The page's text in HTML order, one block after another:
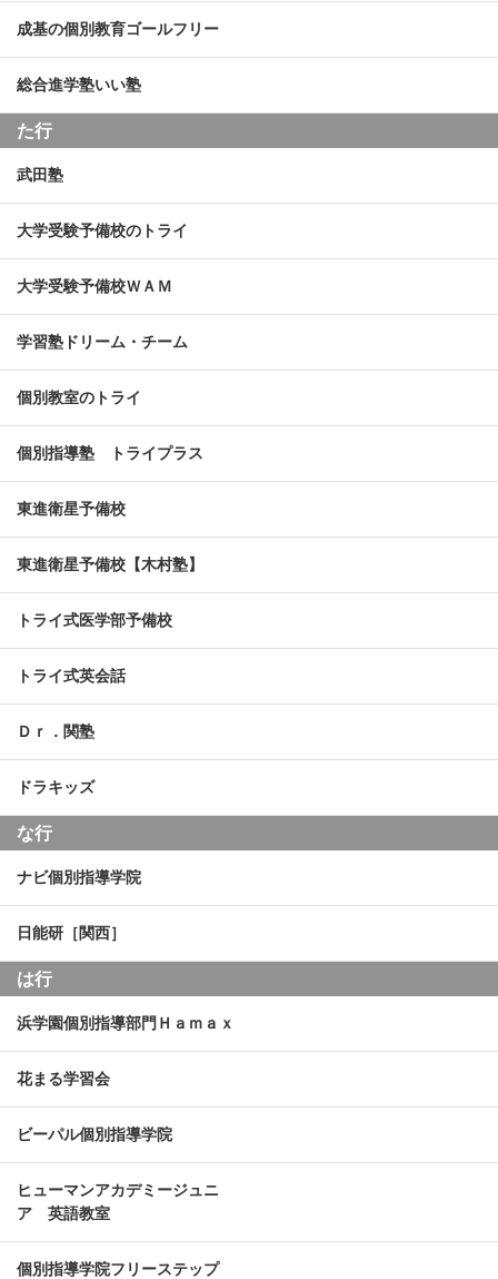
成基の個別教育ゴールフリー
総合進学塾いい塾
た行
武田塾
大学受験予備校のトライ
大学受験予備校ＷＡＭ
学習塾ドリーム・チーム
個別教室のトライ
個別指導塾 トライプラス
東進衛星予備校
東進衛星予備校【木村塾】
トライ式医学部予備校
トライ式英会話
Ｄｒ．関塾
ドラキッズ
な行
ナビ個別指導学院
日能研［関西］
は行
浜学園個別指導部門Ｈａｍａｘ
花まる学習会
ビーパル個別指導学院
ヒューマンアカデミージュニ
ア 英語教室
個別指導学院フリーステップ